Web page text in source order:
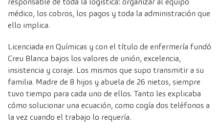
médico, los cobros, los pagos y toda la administración que
ello implica.
Licenciada en Químicas y con el título de enfermería fundó
Creu Blanca bajos los valores de unión, excelencia,
insistencia y coraje. Los mismos que supo transmitir a su
familia. Madre de 8 hijos y abuela de 26 nietos, siempre
tuvo tiempo para cada uno de ellos. Tanto les explicaba
cómo solucionar una ecuación, como cogía dos teléfonos a
la vez cuando el trabajo lo requería.